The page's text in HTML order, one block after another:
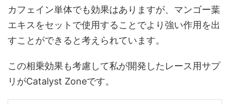
カフェイン単体でも効果はありますが、マンゴー葉
エキスをセットで使用することでより強い作用を出
すことができると考えられています。
この相乗効果も考慮して私が開発したレース用サプ
リがCatalyst Zoneです。